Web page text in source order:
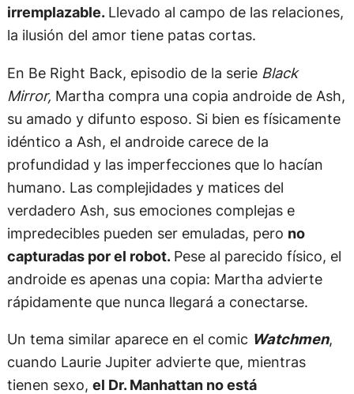
irremplazable. Llevado al campo de las relaciones,
la ilusión del amor tiene patas cortas.
En Be Right Back, episodio de la serie Black
Mirror, Martha compra una copia androide de Ash,
su amado y difunto esposo. Si bien es físicamente
idéntico a Ash, el androide carece de la
profundidad y las imperfecciones que lo hacían
humano. Las complejidades y matices del
verdadero Ash, sus emociones complejas e
impredecibles pueden ser emuladas, pero no
capturadas por el robot. Pese al parecido físico, el
androide es apenas una copia: Martha advierte
rápidamente que nunca llegará a conectarse.
Un tema similar aparece en el comic Watchmen,
cuando Laurie Jupiter advierte que, mientras
tienen sexo, el Dr. Manhattan no está